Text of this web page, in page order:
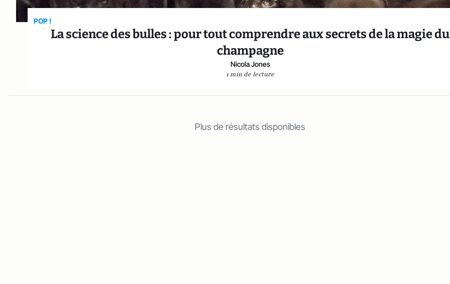
POP !
La science des bulles : pour tout comprendre aux secrets de la magie du
champagne
Nicola Jones
1 min de lecture
Plus de résultats disponibles